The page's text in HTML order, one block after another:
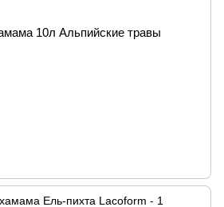
10л Альпийские травы